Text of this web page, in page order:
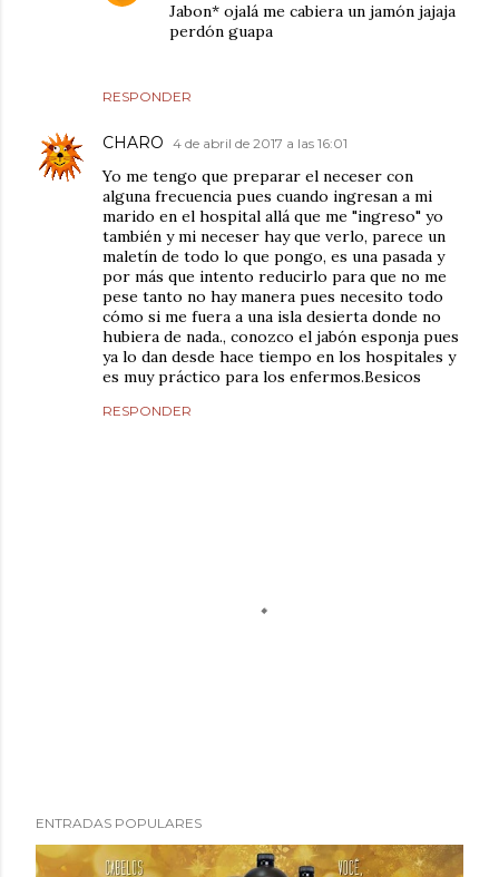
RESPONDER
Jabon* ojalá me cabiera un jamón jajaja
perdón guapa
CHARO 4 de abril de 2017 a las 16:01
Yo me tengo que preparar el neceser con
alguna frecuencia pues cuando ingresan a mi
marido en el hospital allá que me "ingreso" yo
también y mi neceser hay que verlo, parece un
maletín de todo lo que pongo, es una pasada y
por más que intento reducirlo para que no me
pese tanto no hay manera pues necesito todo
cómo si me fuera a una isla desierta donde no
hubiera de nada., conozco el jabón esponja pues
ya lo dan desde hace tiempo en los hospitales y
es muy práctico para los enfermos.Besicos
RESPONDER
u
b
ENTRADAS POPULARES